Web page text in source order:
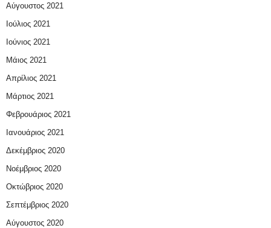
Αύγουστος 2021
Ιούλιος 2021
Ιούνιος 2021
Μάιος 2021
Απρίλιος 2021
Μάρτιος 2021
Φεβρουάριος 2021
Ιανουάριος 2021
Δεκέμβριος 2020
Νοέμβριος 2020
Οκτώβριος 2020
Σεπτέμβριος 2020
Αύγουστος 2020